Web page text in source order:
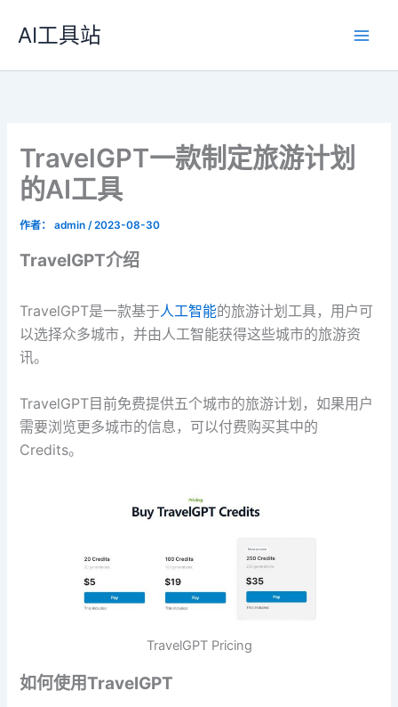
容
AI工具站
TravelGPT一款制定旅游计划
的AI工具
作者： admin/2023-08-30
TravelGPT介绍
TravelGPT是一款基于人工智能的旅游计划工具，用户可
以选择众多城市，并由人工智能获得这些城市的旅游资
讯。
TravelGPT目前免费提供五个城市的旅游计划，如果用户
需要浏览更多城市的信息，可以付费购买其中的
Credits。
TravelGPT Pricing
如何使用TravelGPT